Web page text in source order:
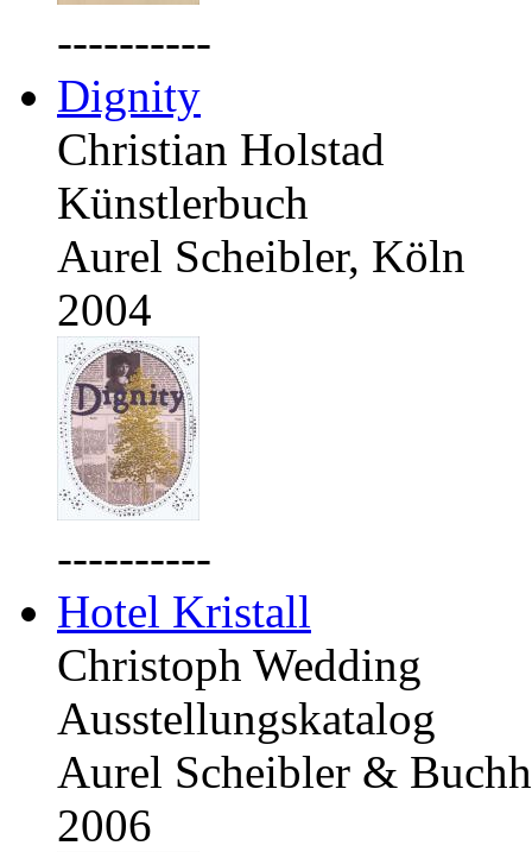
----------
Dignity
Christian Holstad
Künstlerbuch
Aurel Scheibler, Köln
2004
----------
Hotel Kristall
Christoph Wedding
Ausstellungskatalog
Aurel Scheibler &
2006